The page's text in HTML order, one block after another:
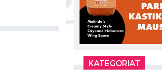
KATEGORIAT